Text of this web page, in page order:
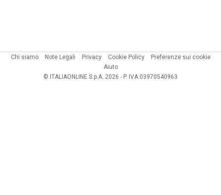
Chi siamo Note Legali Privacy Cookie Policy
Preferenze sui cookie
Aiuto
© ITALIAONLINE S.p.A. 2026 - P. IVA 03970540963